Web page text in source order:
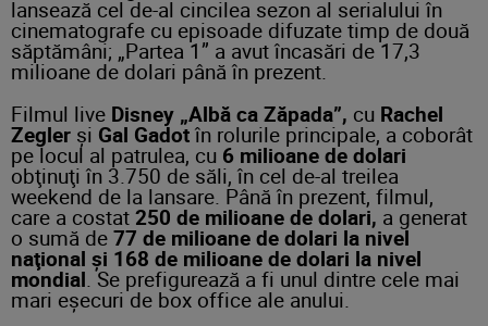
lansează cel de-al cincilea sezon al serialului în
cinematografe cu episoade difuzate timp de două
săptămâni; „Partea 1” a avut încasări de 17,3
milioane de dolari până în prezent.
Filmul live Disney „Albă ca Zăpada”, cu Rachel
Zegler şi Gal Gadot în rolurile principale, a coborât
pe locul al patrulea, cu 6 milioane de dolari
obţinuţi în 3.750 de săli, în cel de-al treilea
weekend de la lansare. Până în prezent, filmul,
care a costat 250 de milioane de dolari, a generat
o sumă de 77 de milioane de dolari la nivel
naţional şi 168 de milioane de dolari la nivel
mondial . Se prefigurează a fi unul dintre cele mai
mari eşecuri de box office ale anului.